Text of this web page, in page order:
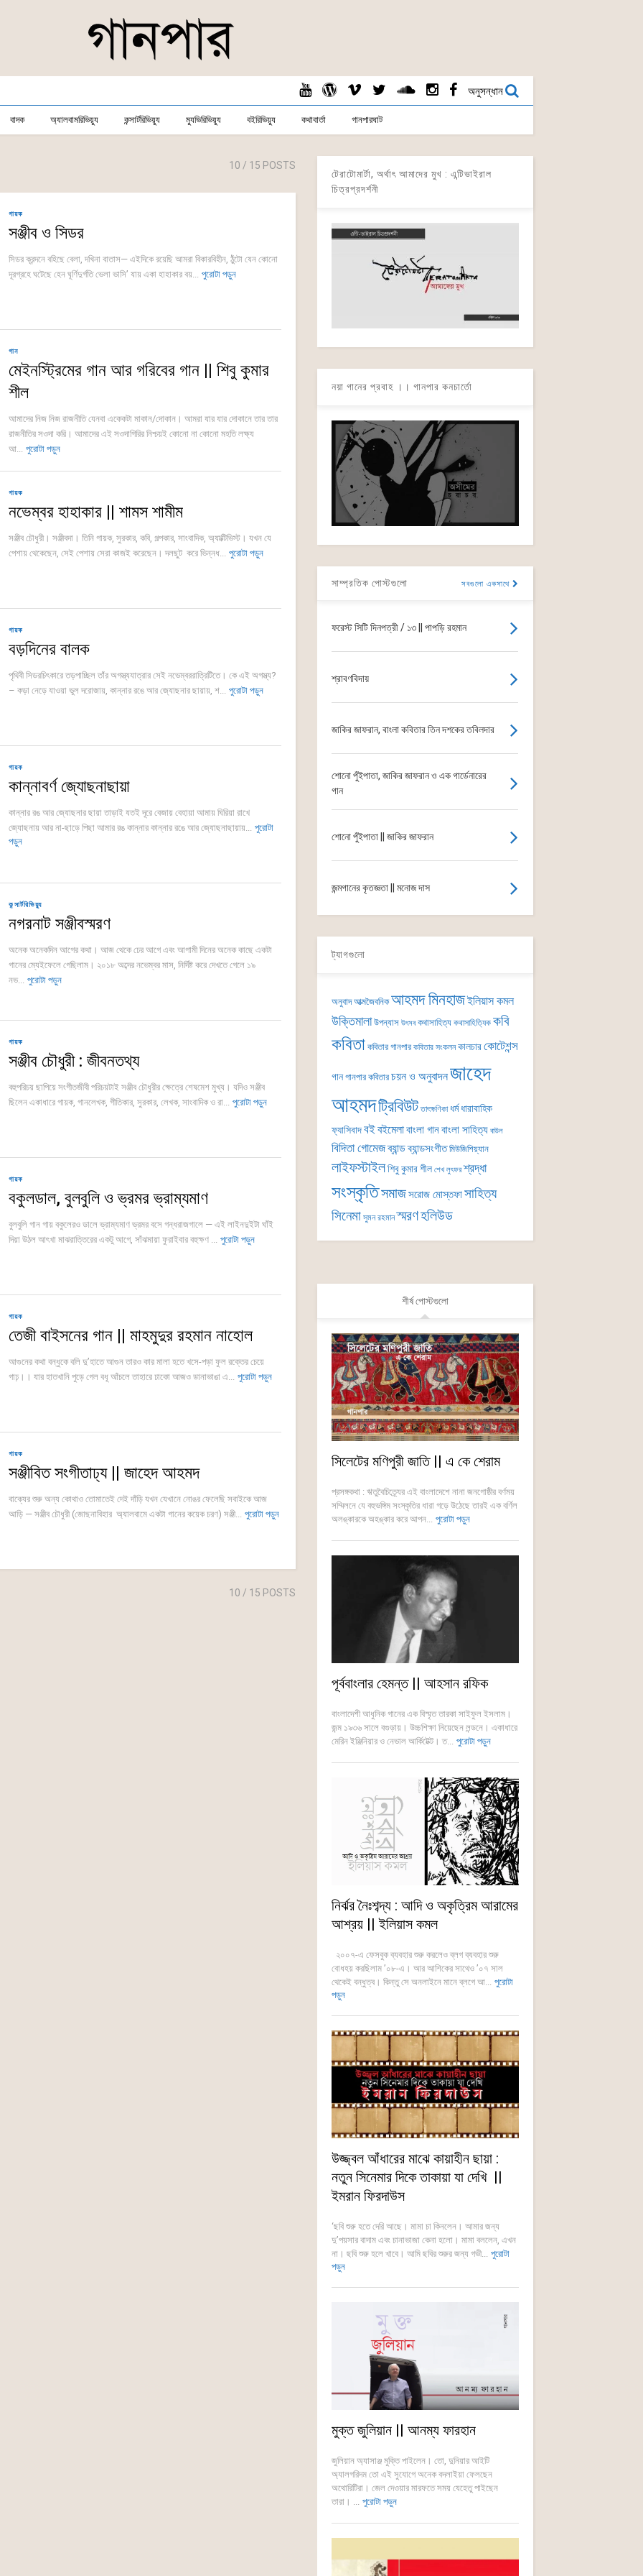
অনুসন্ধান
বাদক অ্যালবামরিভিয়্যু কন্সার্টরিভিয়্যু ম্যুভিরিভিয়্যু বইরিভিয়্যু কথাবার্তা গানপারঘাট
10 / 15 POSTS
গায়ক
সঞ্জীব ও সিডর
সিডর ক্রন্দনে বহিছে বেলা, দখিনা বাতাস— এইদিকে রয়েছি আমরা বিকারবিহীন, ঠুঁটো যেন কোনো
দূরগ্রহে ঘটেছে হেন ঘূর্ণিদুর্গতি ভেলা ভাসি’ যায় একা হাহাকার বয়... পুরোটা পড়ুন
গান
মেইনস্ট্রিমের গান আর গরিবের গান || শিবু কুমার
শীল
আমাদের নিজ নিজ রাজনীতি যেনবা একেকটা মাকান/দোকান। আমরা যার যার দোকানে তার তার
রাজনীতির সওদা করি। আমাদের এই সওদাগিরির নিশ্চয়ই কোনো না কোনো মহতি লক্ষ্য
আ... পুরোটা পড়ুন
গায়ক
নভেম্বর হাহাকার || শামস শামীম
সঞ্জীব চৌধুরী। সঞ্জীবদা। তিনি গায়ক, সুরকার, কবি, গল্পকার, সাংবাদিক, অ্যাক্টিভিস্ট। যখন যে
পেশায় থেকেছেন, সেই পেশায় সেরা কাজই করেছেন। দলছুট করে ভিন্নধ... পুরোটা পড়ুন
গায়ক
বড়দিনের বালক
পৃথিবী সিডরচিৎকারে তড়পাচ্ছিল তাঁর অগস্ত্যযাত্রার সেই নভেম্বররাত্রিটিতে। কে এই অগস্ত্য?
– কড়া নেড়ে যাওয়া ভুল দরোজায়, কান্নার রঙে আর জ্যোছনার ছায়ায়, শ... পুরোটা পড়ুন
গায়ক
কান্নাবর্ণ জ্যোছনাছায়া
কান্নার রঙ আর জ্যোছনার ছায়া তাড়াই যতই দূরে বেজায় বেহায়া আমায় ঘিরিয়া রাখে
জ্যোছনায় আর না-ছাড়ে পিছা আমার রঙ কান্নার কান্নার রঙে আর জ্যোছনাছায়ায়... পুরোটা
পড়ুন
কন্সার্টরিভিয়্যু
নগরনাট সঞ্জীবস্মরণ
অনেক অনেকদিন আগের কথা। আজ থেকে ঢের আগে এবং আগামী দিনের অনেক কাছে একটা
গানের ম্যেইফেলে গেছিলাম। ২০১৮ অব্দের নভেম্বর মাস, নির্দিষ্ট করে দেখতে গেলে ১৯
নভ... পুরোটা পড়ুন
গায়ক
সঞ্জীব চৌধুরী : জীবনতথ্য
বহুপরিচয় ছাপিয়ে সংগীতজীবী পরিচয়টাই সঞ্জীব চৌধুরীর ক্ষেত্রে শেষমেশ মুখ্য। যদিও সঞ্জীব
ছিলেন একাধারে গায়ক, গানলেখক, গীতিকার, সুরকার, লেখক, সাংবাদিক ও রা... পুরোটা পড়ুন
গায়ক
বকুলডাল, বুলবুলি ও ভ্রমর ভ্রাম্যমাণ
বুলবুলি গান গায় বকুলেরও ডালে ভ্রাম্যমাণ ভ্রমর বসে গন্ধরাজগালে — এই লাইনদুইটা ঘাঁই
দিয়া উঠল আৎখা মাঝরাত্তিরের একটু আগে, সাঁঝমায়া ফুরাইবার বহুক্ষণ ... পুরোটা পড়ুন
গায়ক
তেজী বাইসনের গান || মাহমুদুর রহমান নাহোল
আগুনের কথা বন্ধুকে বলি দু’হাতে আগুন তারও কার মালা হতে খসে-পড়া ফুল রক্তের চেয়ে
গাঢ়।। যার হাতখানি পুড়ে গেল বধূ আঁচলে তাহারে ঢাকো আজও ডানাভাঙা এ... পুরোটা পড়ুন
গায়ক
সঞ্জীবিত সংগীতাঢ্য || জাহেদ আহমদ
বাক্যের শুরু অন্য কোথাও তোমাতেই দেই দাঁড়ি যখন যেখানে নোঙর ফেলেছি সবাইকে আজ
আড়ি — সঞ্জীব চৌধুরী (জোছনাবিহার অ্যালবামে একটা গানের কয়েক চরণ) সঞ্জী... পুরোটা পড়ুন
10 / 15 POSTS
টেরাটোমার্টা, অর্থাৎ আমাদের মুখ : এন্টিভাইরাল
চিত্রপ্রদর্শনী
নয়া গানের প্রবাহ ।। গানপার কনচার্তো
সাম্প্রতিক পোস্টগুলো সবগুলো একসাথে
ফরেস্ট সিটি দিনপত্রী / ১৩ || পাপড়ি রহমান
শ্রাবণবিদায়
জাকির জাফরান, বাংলা কবিতার তিন দশকের তবিলদার
শোনো পুঁইপাতা, জাকির জাফরান ও এক গার্ডেনারের
গান
শোনো পুঁইপাতা || জাকির জাফরান
জন্মগানের কৃতজ্ঞতা || মনোজ দাস
ট্যাগগুলো
অনুবাদ আত্মজৈবনিক আহমদ মিনহাজইলিয়াস কমল
উক্তিমালা উপন্যাস উৎসব কথাসাহিত্য কথাসাহিত্যিক কবি
কবিতা কবিতার গানপার কবিতার সংকলন কালচারকোটেশন্স
গান গানপার কবিতার চয়ন ও অনুবাদনজাহেদ
আহমদট্রিবিউট তাৎক্ষণিকা ধর্ম ধারাবাহিক
ফ্যাসিবাদবইবইমেলাবাংলা গানবাংলা সাহিত্য বাউল
বিদিতা গোমেজব্যান্ডব্যান্ডসংগীত মিউজিশিয়্যান
লাইফস্টাইলশিবু কুমার শীল শেখ লুৎফর শ্রদ্ধা
সংস্কৃতিসমাজসরোজ মোস্তফাসাহিত্য
সিনেমা সুমন রহমান স্মরণহলিউড
শীর্ষ পোস্টগুলো
সিলেটের মণিপুরী জাতি || এ কে শেরাম
প্রসঙ্গকথা : ঋতুবৈচিত্র্যের এই বাংলাদেশে নানা জনগোষ্ঠীর বর্ণময়
সম্মিলনে যে বহুভঙ্গিম সংস্কৃতির ধারা গড়ে উঠেছে তারই এক বর্ণিল
অলঙ্কারকে অহঙ্কার করে আপন... পুরোটা পড়ুন
পূর্ববাংলার হেমন্ত || আহসান রফিক
বাংলাদেশী আধুনিক গানের এক বিস্মৃত তারকা সাইফুল ইসলাম।
জন্ম ১৯৩৬ সালে বগুড়ায়। উচ্চশিক্ষা নিয়েছেন লন্ডনে। একাধারে
মেরিন ইঞ্জিনিয়ার ও নেভাল আর্কিটেক্ট। ত... পুরোটা পড়ুন
নির্ঝর নৈঃশব্দ্য : আদি ও অকৃত্রিম আরামের
আশ্রয় || ইলিয়াস কমল
২০০৭-এ ফেসবুক ব্যবহার শুরু করলেও ব্লগ ব্যবহার শুরু
বোধহয় করছিলাম ’০৮-এ। আর আশিকের সাথেও ’০৭ সাল
থেকেই বন্ধুত্ব। কিন্তু সে অনলাইনে মানে ব্লগে আ... পুরোটা
পড়ুন
উজ্জ্বল আঁধারের মাঝে কায়াহীন ছায়া :
নতুন সিনেমার দিকে তাকায়া যা দেখি ||
ইমরান ফিরদাউস
‘ছবি শুরু হতে দেরি আছে। মামা চা কিনলেন। আমার জন্য
দু’পয়সার বাদাম এবং চানাভাজা কেনা হলো। মামা বললেন, এখন
না। ছবি শুরু হলে খাবে। আমি ছবির শুরুর জন্য গভী... পুরোটা
পড়ুন
মুক্ত জুলিয়ান || আনম্য ফারহান
জুলিয়ান অ্যাসাঞ্জ মুক্তি পাইলেন। তো, দুনিয়ার আইটি
অ্যালগরিদম তো এই সুযোগে অনেক বদলাইয়া ফেলছেন
অথোরিটিরা। জেল দেওয়ার মারফতে সময় যেহেতু পাইছেন
তারা। ... পুরোটা পড়ুন